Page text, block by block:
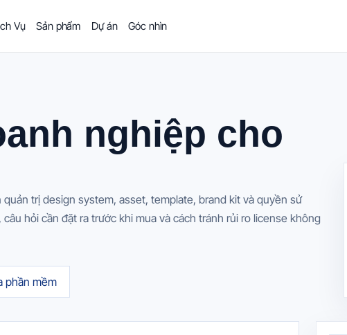
Vụ Sản phẩm Dự án Góc nhìn
nghiệp cho
trị design system, asset, template, brand kit và quyền sử
hỏi cần đặt ra trước khi mua và cách tránh rủi ro license không
phần mềm